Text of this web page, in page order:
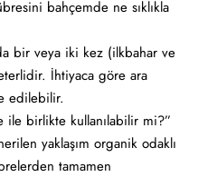
bahçemde ne sıklıkla
bir veya iki kez (ilkbahar ve
İhtiyaca göre ara
edilebilir.
ile birlikte kullanılabilir mi?”
yaklaşım organik odaklı
tamamen